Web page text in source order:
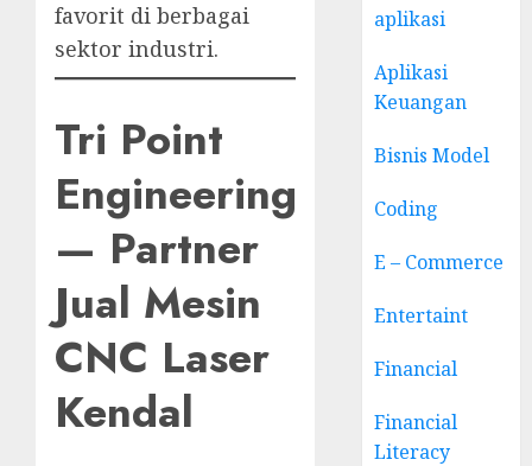
favorit di berbagai
sektor industri.
Tri Point
Engineering
— Partner
Jual Mesin
CNC Laser
Kendal
aplikasi
Aplikasi
Keuangan
Bisnis Model
Coding
E – Commerce
Entertaint
Financial
Financial
Literacy